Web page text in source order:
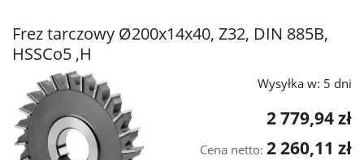
Frez tarczowy Ø200x14x40, Z32, DIN 885B,
HSSCo5 ,H
Wysyłka w: 5 dni
2 779,94 zł
Cena netto: 2 260,11 zł